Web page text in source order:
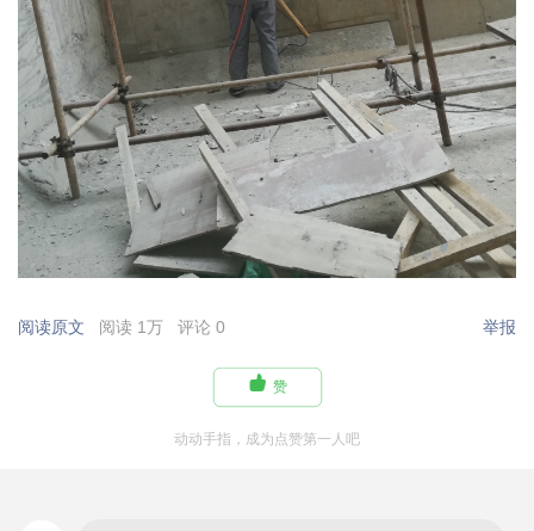
阅读原文 阅读 1万 评论 0 举报
 赞
动动手指，成为点赞第一人吧